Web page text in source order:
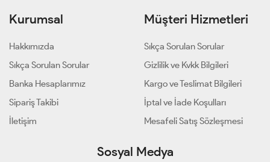
Kurumsal
Hakkımızda
Sıkça Sorulan Sorular
Banka Hesaplarımız
Sipariş Takibi
İletişim
Müşteri Hizmetleri
Sıkça Sorulan Sorular
Gizlilik ve Kvkk Bilgileri
Kargo ve Teslimat Bilgileri
İptal ve İade Koşulları
Mesafeli Satış Sözleşmesi
Sosyal Medya